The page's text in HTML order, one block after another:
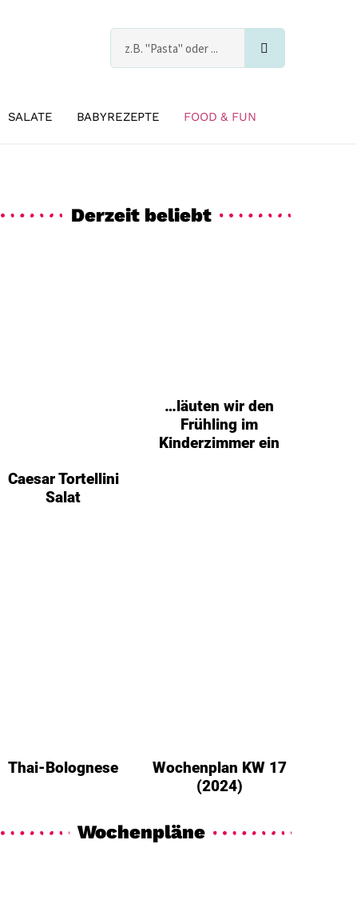
Suche
SALATE BABYREZEPTE FOOD & FUN
Derzeit beliebt
Caesar Tortellini
Salat
…läuten wir den
Frühling im
Kinderzimmer ein
Thai-Bolognese
Wochenplan KW 17
(2024)
Wochenpläne